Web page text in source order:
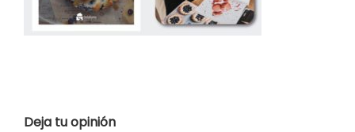
Deja tu opinión